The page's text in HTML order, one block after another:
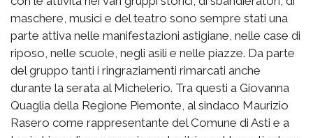
maschere, musici e del teatro sono sempre stati una
parte attiva nelle manifestazioni astigiane, nelle case di
riposo, nelle scuole, negli asili e nelle piazze. Da parte
del gruppo tanti i ringraziamenti rimarcati anche
durante la serata al Michelerio. Tra questi a Giovanna
Quaglia della Regione Piemonte, al sindaco Maurizio
Rasero come rappresentante del Comune di Asti e a